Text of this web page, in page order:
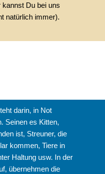
kannst Du bei uns
natürlich immer).
darin, in Not
Seinen es Kitten,
ist, Streuner, die
kommen, Tiere in
Haltung usw. In der
übernehmen die